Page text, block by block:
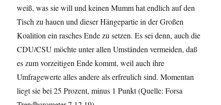
weiß, was sie will und keinen Mumm hat endlich auf den
Tisch zu hauen und dieser Hängepartie in der Großen
Koalition ein rasches Ende zu setzen. Es sei denn, auch die
CDU/CSU möchte unter allen Umständen vermeiden, daß
es zum vorzeitigen Ende kommt, weil auch ihre
Umfragewerte alles andere als erfreulich sind. Momentan
liegt sie bei 25 Prozent, minus 1 Punkt (Quelle: Forsa